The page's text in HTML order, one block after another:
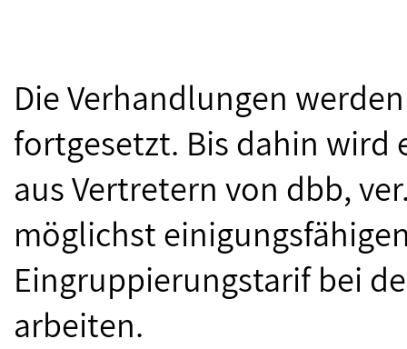
Die Verhandlungen
fortgesetzt. Bis dahin wird
aus Vertretern von dbb,
möglichst
Eingruppierungstarif bei
arbeiten.